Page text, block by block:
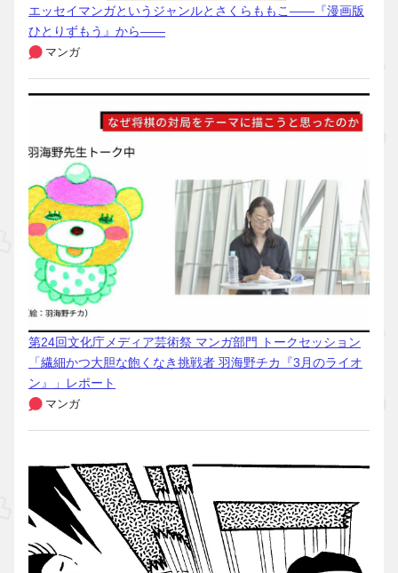
エッセイマンガというジャンルとさくらももこ――『漫画版
ひとりずもう』から――
マンガ
第24回文化庁メディア芸術祭 マンガ部門 トークセッション
「繊細かつ大胆な飽くなき挑戦者 羽海野チカ『3月のライオ
ン』」レポート
マンガ